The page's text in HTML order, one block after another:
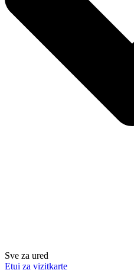
Sve za ured
Etui za vizitkarte